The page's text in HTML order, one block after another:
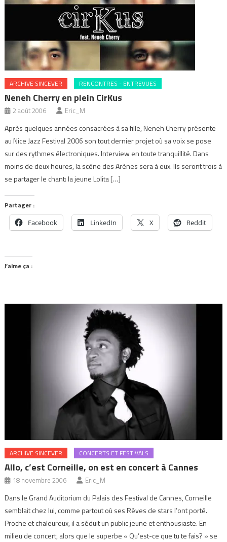
ARCHIVE SINCEVER RENCONTRES - ENTREVUES
Neneh Cherry en plein CirKus
2 août 2006 Eric_M
Après quelques années consacrées à sa fille, Neneh Cherry présente
au Nice Jazz Festival 2006 son tout dernier projet où sa voix se pose
sur des rythmes électroniques. Interview en toute tranquillité. Dans
moins de deux heures, la scène des Arènes sera à eux. Ils seront trois à
se partager le chant: la jeune Lolita […]
Partager :
Facebook LinkedIn X Reddit
J’aime ça :
ARCHIVE SINCEVER CONCERTS ET FESTIVALS
Allo, c’est Corneille, on est en concert à Cannes
18 novembre 2006 Eric_M
Dans le Grand Auditorium du Palais des Festival de Cannes, Corneille
semblait chez lui, comme partout où ses Rêves de stars l’ont porté.
Proche et chaleureux, il a séduit un public jeune et enthousiaste. En
milieu de concert, alors que le superbe « Qu’est-ce que tu te fais? » se